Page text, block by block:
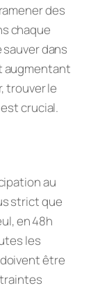
des
chaque
dans
augmentant
trouver le
crucial.
au
strict que
en 48h
les
être